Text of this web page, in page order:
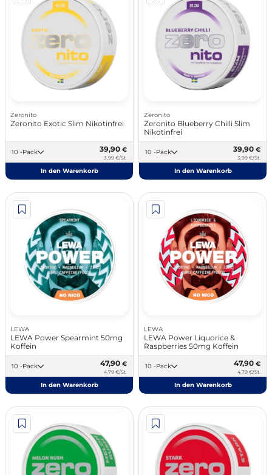
Zeronito
Zeronito Exotic Slim Nikotinfrei
10 -Pack 39,90 €
3,99 €/St.
In den Warenkorb
Zeronito
Zeronito Blueberry Chilli Slim
Nikotinfrei
10 -Pack 39,90 €
3,99 €/St.
In den Warenkorb
LEWA
LEWA Power Spearmint 50mg
Koffein
10 -Pack 47,90 €
4,79 €/St.
In den Warenkorb
LEWA
LEWA Power Liquorice &
Raspberries 50mg Koffein
10 -Pack 47,90 €
4,79 €/St.
In den Warenkorb